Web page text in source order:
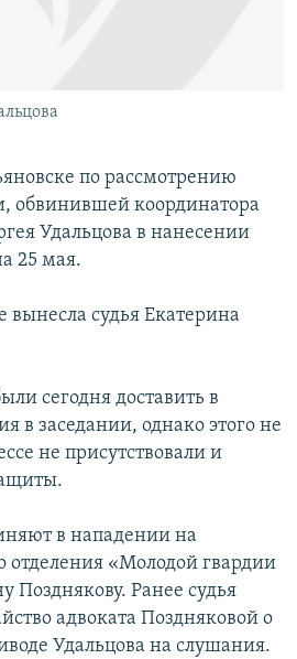
по рассмотрению
обвинившей координатора
Удальцова в нанесении
25 мая.
вынесла судья Екатерина
сегодня доставить в
в заседании, однако этого не
не присутствовали и
в нападении на
отделения «Молодой гвардии
Позднякову. Ранее судья
адвоката Поздняковой о
Удальцова на слушания.